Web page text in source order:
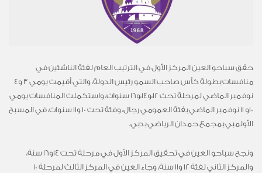
حقق سباحو العين المركز الأول في الترتيب العام لفئة الناشئين في
منافسات بطولة كأس صاحب السمو رئيس الدولة، والتي أقيمت يومي 3 و4
نوفمبر الماضي لمرحلة تحت 12،و14،و16 سنوات، واستكملت المنافسات يومي
10و 11 نوفمبر الماضي بفئة العمومي رجال، وفئة تحت 10 و11 سنوات، في المسبح
الأولمبي بمجمع حمدان الرياضي بدبي.
ونجح سباحو العين في تحقيق المركز الأول في مرحلة تحت 14و16 سنة،
والمركز الثاني لفئة 12 و11 سنة، وجاء العين في المركز الثالث لمرحلة 10